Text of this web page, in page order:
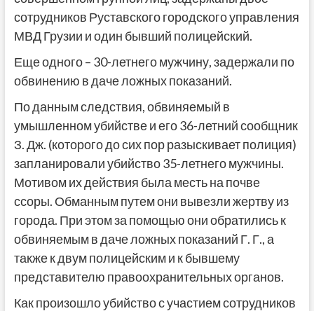
сотрудников Руставского городского управления
МВД Грузии и один бывший полицейский.
Еще одного – 30-летнего мужчину, задержали по
обвинению в даче ложных показаний.
По данным следствия, обвиняемый в
умышленном убийстве и его 36-летний сообщник
З. Дж. (которого до сих пор разыскивает полиция)
запланировали убийство 35-летнего мужчины.
Мотивом их действия была месть на почве
ссоры. Обманным путем они вывезли жертву из
города. При этом за помощью они обратились к
обвиняемым в даче ложных показаний Г. Г., а
также к двум полицейским и к бывшему
представителю правоохранительных органов.
Как произошло убийство с участием сотрудников